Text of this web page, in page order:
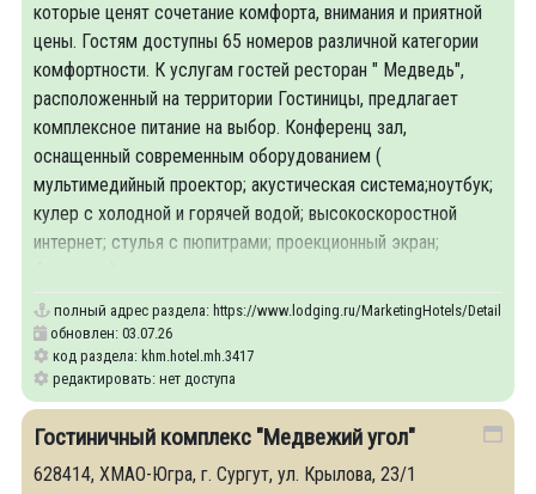
которые ценят сочетание комфорта, внимания и приятной
цены. Гостям доступны 65 номеров различной категории
комфортности. К услугам гостей ресторан " Медведь",
расположенный на территории Гостиницы, предлагает
комплексное питание на выбор. Конференц зал,
оснащенный современным оборудованием (
мультимедийный проектор; акустическая система;ноутбук;
кулер с холодной и горячей водой; высокоскоростной
интернет; стулья с пюпитрами; проекционный экран;
полный адрес раздела: https://www.lodging.ru/MarketingHotels/Details/
обновлен: 03.07.26
код раздела: khm.hotel.mh.3417
редактировать: нет доступа
Гостиничный комплекс "Медвежий угол"
628414, ХМАО-Югра, г. Сургут, ул. Крылова, 23/1